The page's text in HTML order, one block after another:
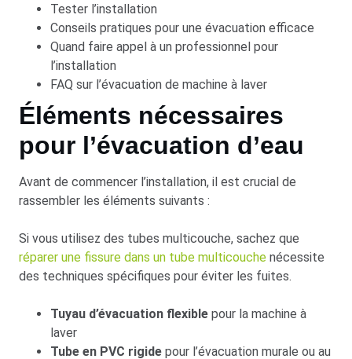
Tester l’installation
Conseils pratiques pour une évacuation efficace
Quand faire appel à un professionnel pour
l’installation
FAQ sur l’évacuation de machine à laver
Éléments nécessaires
pour l’évacuation d’eau
Avant de commencer l’installation, il est crucial de
rassembler les éléments suivants :
Si vous utilisez des tubes multicouche, sachez que
réparer une fissure dans un tube multicouche nécessite
des techniques spécifiques pour éviter les fuites.
Tuyau d’évacuation flexible pour la machine à
laver
Tube en PVC rigide pour l’évacuation murale ou au